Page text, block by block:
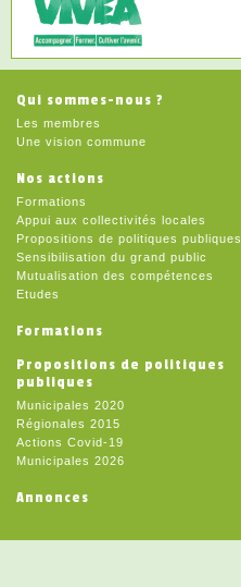
Qui sommes-nous ?
Les membres
Une vision commune
Nos actions
Formations
Appui aux collectivités locales
Propositions de politiques publiques
Sensibilisation du grand public
Mutualisation des compétences
Etudes
Formations
Propositions de politiques
publiques
Municipales 2020
Régionales 2015
Actions Covid-19
Municipales 2026
Annonces